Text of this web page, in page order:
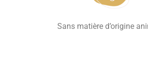
Sans matière d’origine